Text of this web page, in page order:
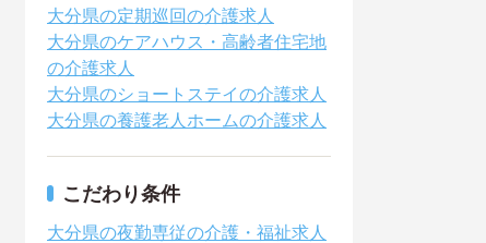
大分県の定期巡回の介護求人
大分県のケアハウス・高齢者住宅地
の介護求人
大分県のショートステイの介護求人
大分県の養護老人ホームの介護求人
こだわり条件
大分県の夜勤専従の介護・福祉求人